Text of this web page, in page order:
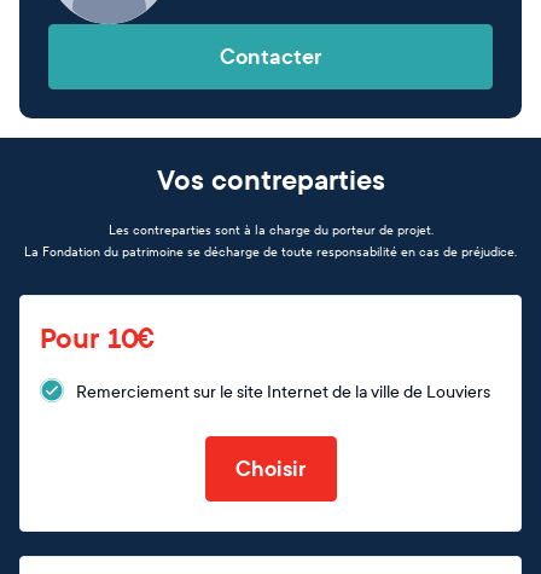
Contacter
Vos contreparties
Les contreparties sont à la charge du porteur de projet.
La Fondation du patrimoine se décharge de toute responsabilité en cas de préjudice.
Pour 10€
Remerciement sur le site Internet de la ville de Louviers
Choisir